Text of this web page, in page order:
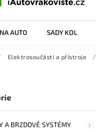
AUTO SADY KOL
Elektrosoučásti a přístroje /
A BRZDOVÉ SYSTÉMY